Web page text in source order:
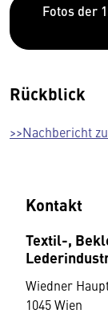
Fotos der
Rückblick
>>Nachbericht
Kontakt
Textil-,
Wiedner
1045 Wien